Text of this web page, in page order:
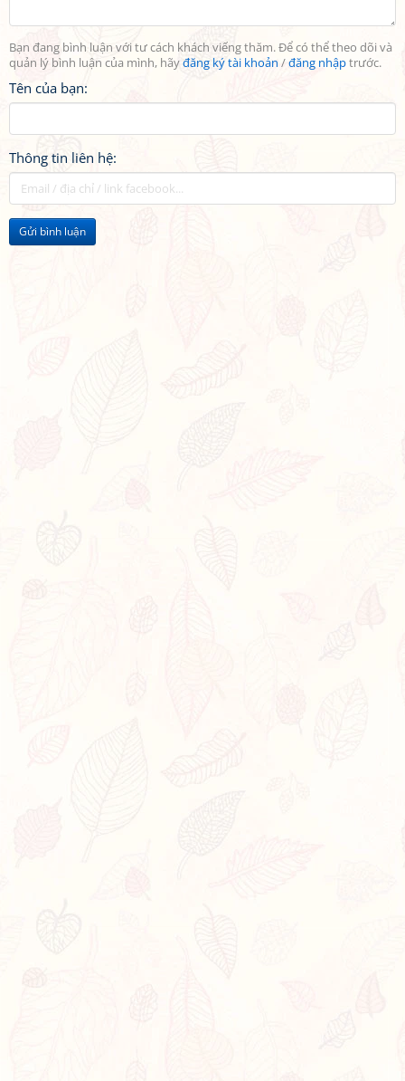
Bạn đang bình luận với tư cách khách viếng thăm. Để có thể theo dõi và
quản lý bình luận của mình, hãyđăng ký tài khoản /đăng nhậptrước.
Tên của bạn:
Thông tin liên hệ:
Gửi bình luận